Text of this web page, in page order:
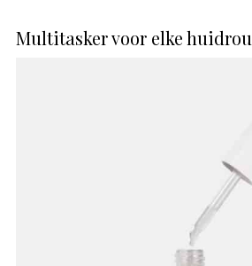
Multitasker voor elke